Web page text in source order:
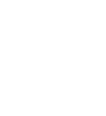
und die
nur wenigen
haben Sie